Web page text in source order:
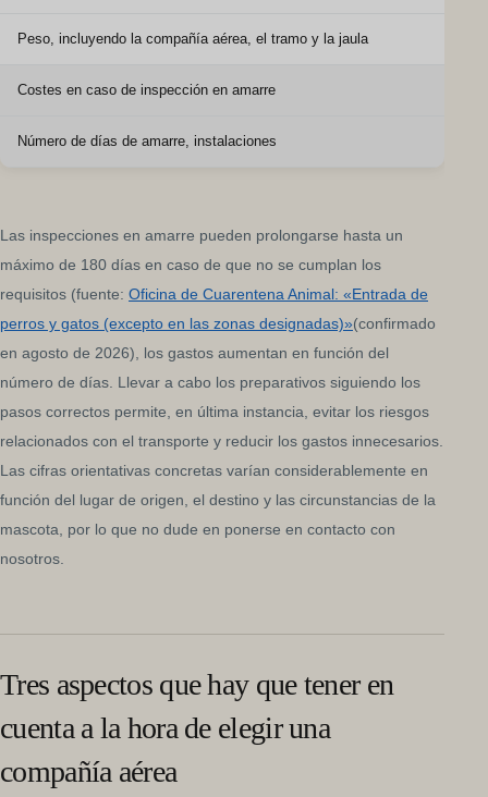
Peso, incluyendo la compañía aérea, el tramo y la jaula
Costes en caso de inspección en amarre
Número de días de amarre, instalaciones
Las inspecciones en amarre pueden prolongarse hasta un
máximo de 180 días en caso de que no se cumplan los
requisitos (fuente: Oficina de Cuarentena Animal: «Entrada de
perros y gatos (excepto en las zonas designadas)»(confirmado
en agosto de 2026), los gastos aumentan en función del
número de días. Llevar a cabo los preparativos siguiendo los
pasos correctos permite, en última instancia, evitar los riesgos
relacionados con el transporte y reducir los gastos innecesarios.
Las cifras orientativas concretas varían considerablemente en
función del lugar de origen, el destino y las circunstancias de la
mascota, por lo que no dude en ponerse en contacto con
nosotros.
Tres aspectos que hay que tener en
cuenta a la hora de elegir una
compañía aérea